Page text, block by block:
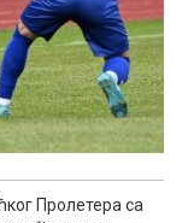
Пролетера са